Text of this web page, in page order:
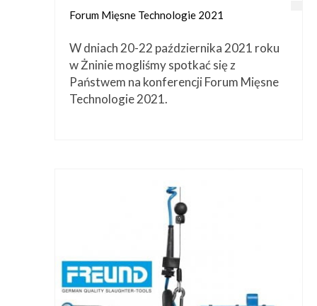
Forum Mięsne Technologie 2021
W dniach 20-22 października 2021 roku
w Żninie mogliśmy spotkać się z
Państwem na konferencji Forum Mięsne
Technologie 2021.